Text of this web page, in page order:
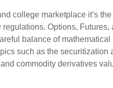
college marketplace it’s
regulations. Options, Futures,
balance of
such as the
commodity derivatives